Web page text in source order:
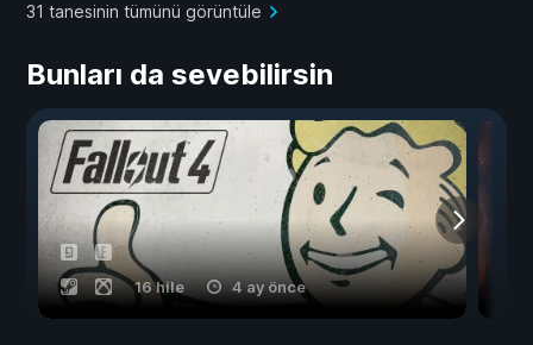
31 tanesinin tümünü görüntüle
Bunları da sevebilirsin
16 hile 4 ay önce